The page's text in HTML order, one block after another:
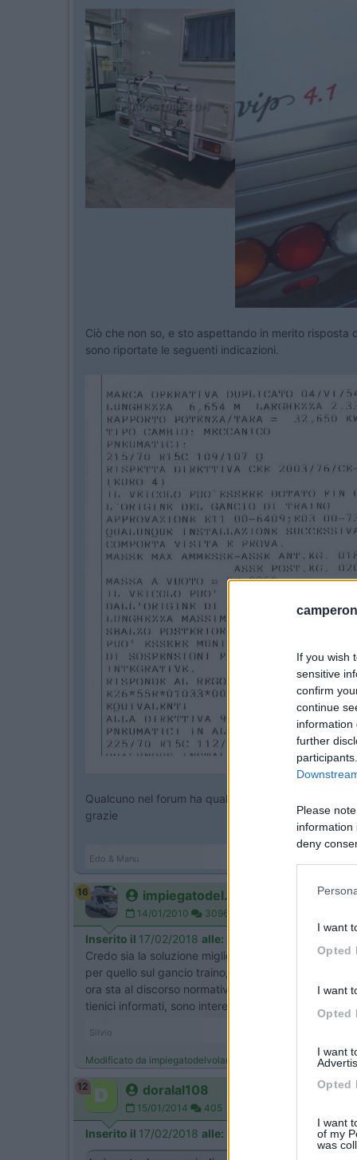
If you wish
sensitive
confirm
continue
information
further
Please
information
deny
I want
Opted
I want
Opted
I want
Opted
I want
of my
was
Ciò che non so, e sto aspettando in merito
sono riportate le seguenti indicazioni.
Qualcuno nel forum ha qualcosa di simile montato
grazie
Edo & Manu
16 impiegatodel...
14/01/2010 30961
Inserito il 17/02/2018 alle:
Credo sia la soluzione migliore che occupa meno
per quello sul gancio traino, oltre al costo del
ora sta al discorso normativo.
tienici informati, sono interessato anche io.
Silvio
Modificato da impiegatodelvolante il 17/02/2018 alle
12 doralal108
15/01/2014 405
Inserito il 17/02/2018 alle: